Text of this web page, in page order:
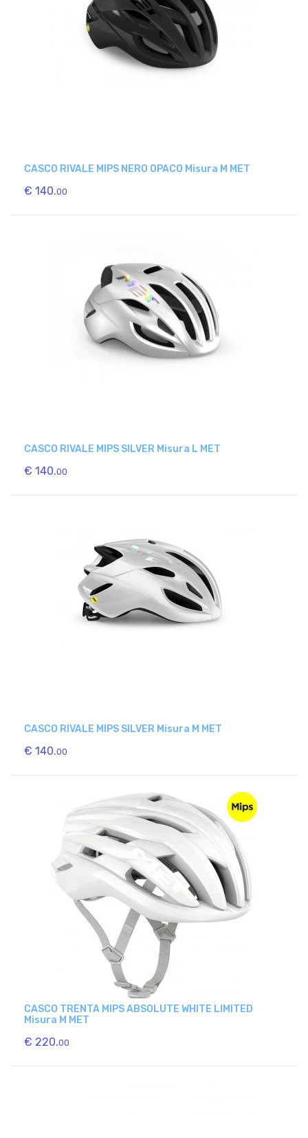
CASCO RIVALE MIPS NERO OPACO Misura M MET
€ 140.00
CASCO RIVALE MIPS SILVER Misura L MET
€ 140.00
CASCO RIVALE MIPS SILVER Misura M MET
€ 140.00
CASCO TRENTA MIPS ABSOLUTE WHITE LIMITED
Misura M MET
€ 220.00